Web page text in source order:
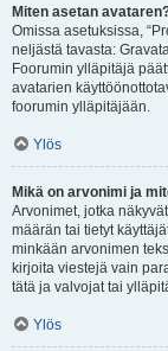
Miten asetan
Omissa asetuksissa,
neljästä tavasta:
Foorumin ylläpitäjä
avatarien
foorumin ylläpitäjään.
Ylös
Mikä on arvonimi ja
Arvonimet, jotka
määrän tai tietyt
minkään arvonimen
kirjoita viestejä vain
tätä ja valvojat tai
Ylös